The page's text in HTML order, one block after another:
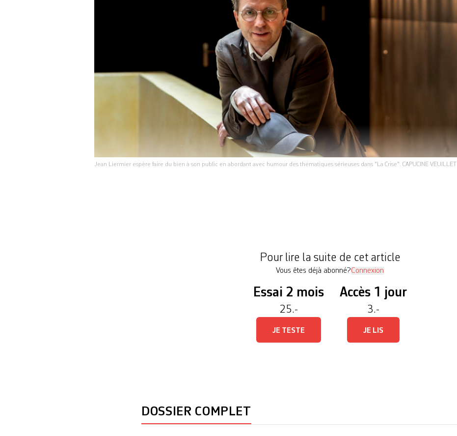
Jean Liermier espère faire du bien à son public en abordant avec humour des thématiques sérieuses dans "La Crise". CAPUCINE VEUILLET
Pour lire la suite de cet article
Vous êtes déjà abonné?Connexion
Essai 2 mois
25.-
JE TESTE
Accès 1 jour
3.-
JE LIS
DOSSIER COMPLET